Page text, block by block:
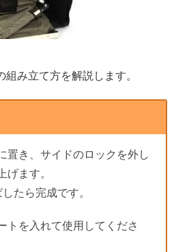
み立て方を解説します。
き、サイドのロックを外し
げます。
たら完成です。
トを入れて使用してくださ